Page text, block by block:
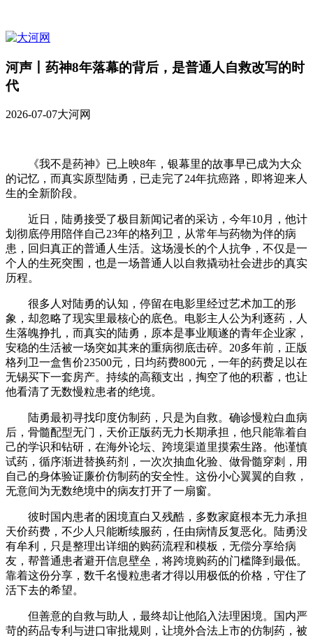
河声丨药神8年落幕的背后，是普通人自救改写的时
代
2026-07-07大河网
《我不是药神》已上映8年，银幕里的故事早已成为大众
的记忆，而真实原型陆勇，已走完了24年抗癌路，即将迎来人
生的全新阶段。
近日，陆勇接受了极目新闻记者的采访，今年10月，他计
划彻底停用陪伴自己23年的格列卫，从常年与药物为伴的病
患，回归真正的普通人生活。这场漫长的个人抗争，不仅是一
个人的生死突围，也是一场普通人以自救撬动社会进步的真实
历程。
很多人对陆勇的认知，停留在电影里经过艺术加工的形
象，却忽略了现实里最核心的底色。电影主人公为利逐药，人
生落魄挣扎，而真实的陆勇，原本是事业顺遂的青年企业家，
安稳的生活被一场突如其来的重病彻底击碎。20多年前，正版
格列卫一盒售价23500元，日均药费800元，一年的药费足以在
无锡买下一套房产。持续的高额支出，掏空了他的积蓄，也让
他看清了无数慢粒患者的绝境。
陆勇最初寻找印度仿制药，只是为自救。确诊慢粒白血病
后，骨髓配型无门，天价正版药无力长期承担，他只能靠着自
己的学识和钻研，在海外论坛、跨境渠道里摸索生路。他谨慎
试药，循序渐进替换药剂，一次次抽血化验、做骨髓穿刺，用
自己的身体验证廉价仿制药的安全性。这份小心翼翼的自救，
无意间为无数绝境中的病友打开了一扇窗。
彼时国内患者的困境直白又残酷，多数家庭根本无力承担
天价药费，不少人只能断续服药，任由病情反复恶化。陆勇没
有牟利，只是整理出详细的购药流程和模板，无偿分享给病
友，帮普通患者避开信息壁垒，将跨境购药的门槛降到最低。
靠着这份分享，数千名慢粒患者才得以用极低的价格，守住了
活下去的希望。
但善意的自救与助人，最终却让他陷入法理困境。国内严
苛的药品专利与进口审批规则，让境外合法上市的仿制药，被